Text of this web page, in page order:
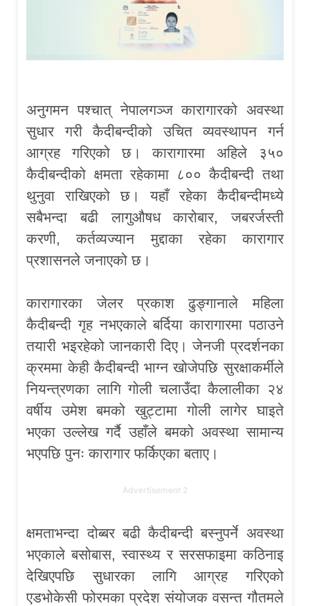
अनुगमन पश्चात् नेपालगञ्ज कारागारको अवस्था
सुधार गरी कैदीबन्दीको उचित व्यवस्थापन गर्न
आग्रह गरिएको छ। कारागारमा अहिले ३५०
कैदीबन्दीको क्षमता रहेकामा ८०० कैदीबन्दी तथा
थुनुवा राखिएको छ। यहाँ रहेका कैदीबन्दीमध्ये
सबैभन्दा बढी लागुऔषध कारोबार, जबरर्जस्ती
करणी, कर्तव्यज्यान मुद्दाका रहेका कारागार
प्रशासनले जनाएको छ।
कारागारका जेलर प्रकाश ढुङ्गानाले महिला
कैदीबन्दी गृह नभएकाले बर्दिया कारागारमा पठाउने
तयारी भइरहेको जानकारी दिए। जेनजी प्रदर्शनका
क्रममा केही कैदीबन्दी भाग्न खोजेपछि सुरक्षाकर्मीले
नियन्त्रणका लागि गोली चलाउँदा कैलालीका २४
वर्षीय उमेश बमको खुट्टामा गोली लागेर घाइते
भएका उल्लेख गर्दै उहाँले बमको अवस्था सामान्य
भएपछि पुनः कारागार फर्किएका बताए।
Advertisement 2
क्षमताभन्दा दोब्बर बढी कैदीबन्दी बस्नुपर्ने अवस्था
भएकाले बसोबास, स्वास्थ्य र सरसफाइमा कठिनाइ
देखिएपछि सुधारका लागि आग्रह गरिएको
एडभोकेसी फोरमका प्रदेश संयोजक वसन्त गौतमले